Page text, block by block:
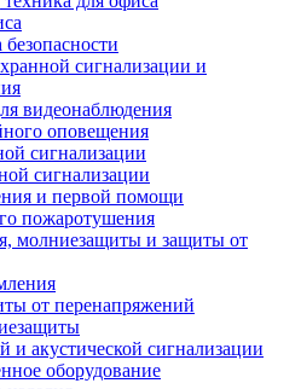
безопасности
сигнализации и
видеонаблюдения
оповещения
сигнализации
сигнализации
и первой помощи
пожаротушения
молниезащиты и защиты от
от перенапряжений
и акустической сигнализации
оборудование